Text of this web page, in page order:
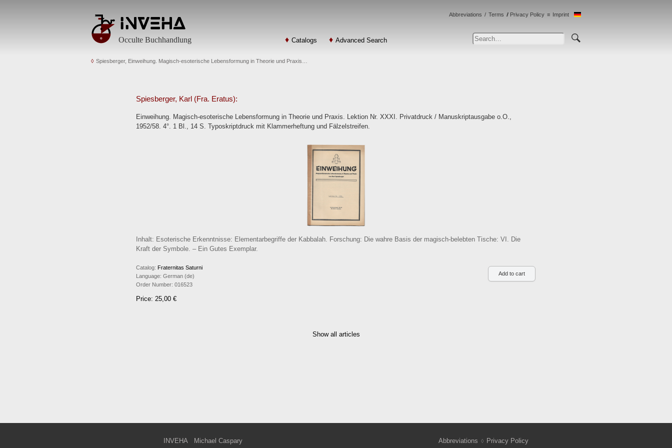
Occulte Buchhandlung Catalogs Advanced Search
Abbreviations Terms Privacy Policy Imprint
Spiesberger, Einweihung. Magisch-esoterische Lebensformung in Theorie und Praxis…
Spiesberger, Karl (Fra. Eratus):
Einweihung. Magisch-esoterische Lebensformung in Theorie und Praxis. Lektion Nr. XXXI. Privatdruck / Manuskriptausgabe o.O.,
1952/58. 4°. 1 Bl., 14 S. Typoskriptdruck mit Klammerheftung und Fälzelstreifen.
Inhalt: Esoterische Erkenntnisse: Elementarbegriffe der Kabbalah. Forschung: Die wahre Basis der magisch-belebten Tische: VI. Die
Kraft der Symbole. – Ein Gutes Exemplar.
Catalog: Fraternitas Saturni
Language: German (de)
Order Number: 016523
Price: 25,00 €
Show all articles
INVEHA
Michael Caspary
Abbreviations
Privacy Policy